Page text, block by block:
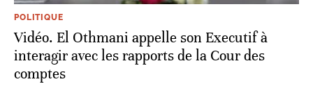
POLITIQUE
Vidéo. El Othmani appelle son Executif à
interagir avec les rapports de la Cour des
comptes